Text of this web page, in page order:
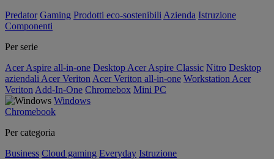
Predator Gaming Prodotti eco-sostenibili Azienda Istruzione
Componenti
Per serie
Acer Aspire all-in-one Desktop Acer Aspire Classic Nitro Desktop
aziendali Acer Veriton Acer Veriton all-in-one Workstation Acer
Veriton Add-In-One Chromebox Mini PC
Windows
Chromebook
Per categoria
Business Cloud gaming Everyday Istruzione